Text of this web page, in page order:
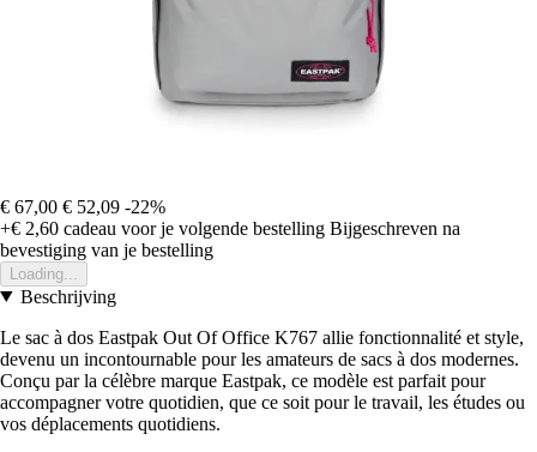
€ 67,00 € 52,09 -22%
+€ 2,60 cadeau voor je volgende bestelling Bijgeschreven na
bevestiging van je bestelling
Loading...
Beschrijving
Le sac à dos Eastpak Out Of Office K767 allie fonctionnalité et style,
devenu un incontournable pour les amateurs de sacs à dos modernes.
Conçu par la célèbre marque Eastpak, ce modèle est parfait pour
accompagner votre quotidien, que ce soit pour le travail, les études ou
vos déplacements quotidiens.